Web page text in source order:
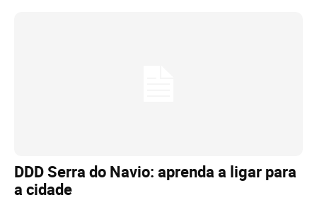
DDD Serra do Navio: aprenda a ligar para
a cidade